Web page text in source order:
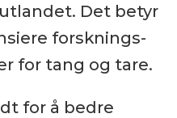
Det betyr
forsknings-
for tang og tare.
for å bedre